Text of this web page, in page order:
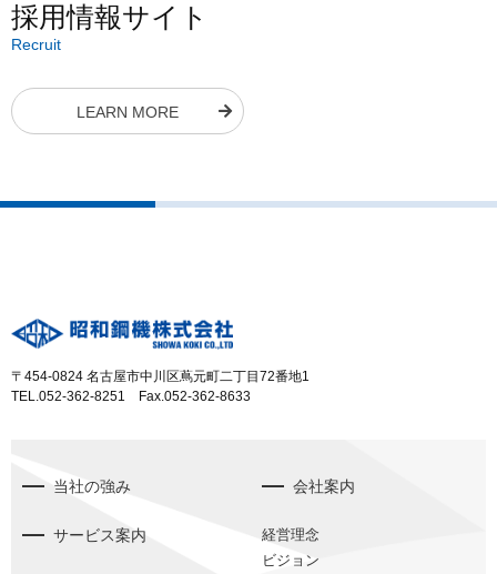
採用情報サイト
Recruit
LEARN MORE
〒454-0824 名古屋市中川区蔦元町二丁目72番地1
TEL.052-362-8251 Fax.052-362-8633
当社の強み
サービス案内
会社案内
経営理念
ビジョン